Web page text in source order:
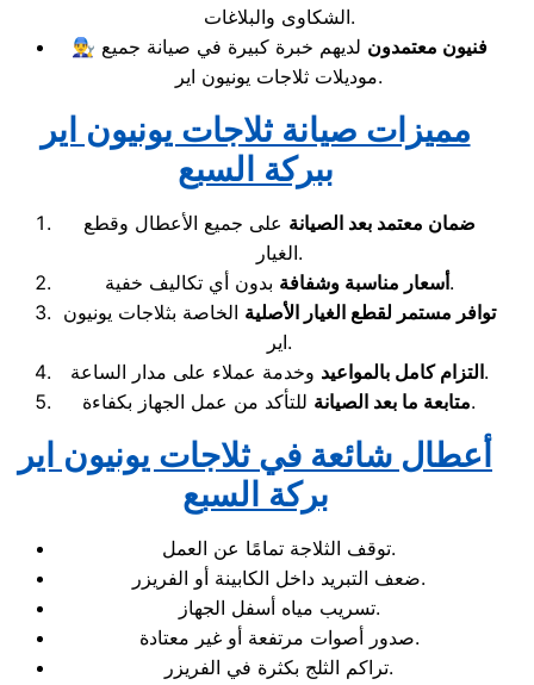
الشكاوى والبلاغات.
👨‍🔧
فنيون معتمدون لديهم خبرة كبيرة في صيانة جميع
موديلات ثلاجات يونيون اير.
مميزات صيانة ثلاجات يونيون اير
ببركة السبع
ضمان معتمد بعد الصيانة على جميع الأعطال وقطع
الغيار.
أسعار مناسبة وشفافةبدون أي تكاليف خفية.
توافر مستمر لقطع الغيار الأصلية الخاصة بثلاجات يونيون
اير.
التزام كامل بالمواعيدوخدمة عملاء على مدار الساعة.
متابعة ما بعد الصيانةللتأكد من عمل الجهاز بكفاءة.
أعطال شائعة في ثلاجات يونيون اير
بركة السبع
توقف الثلاجة تمامًا عن العمل.
ضعف التبريد داخل الكابينة أو الفريزر.
تسريب مياه أسفل الجهاز.
صدور أصوات مرتفعة أو غير معتادة.
تراكم الثلج بكثرة في الفريزر.